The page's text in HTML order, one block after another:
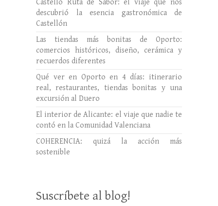
Castelló Ruta de Sabor: el viaje que nos
descubrió la esencia gastronómica de
Castellón
Las tiendas más bonitas de Oporto:
comercios históricos, diseño, cerámica y
recuerdos diferentes
Qué ver en Oporto en 4 días: itinerario
real, restaurantes, tiendas bonitas y una
excursión al Duero
El interior de Alicante: el viaje que nadie te
contó en la Comunidad Valenciana
COHERENCIA: quizá la acción más
sostenible
Suscríbete al blog!